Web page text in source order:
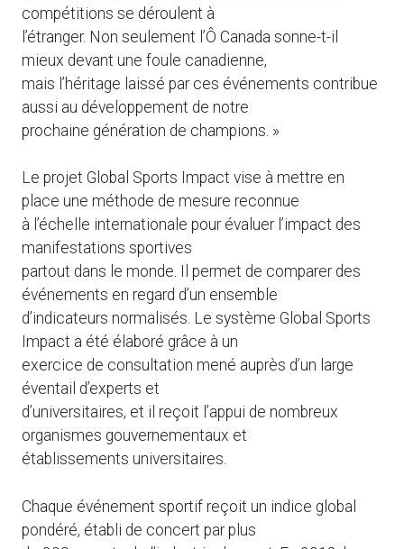
compétitions se déroulent à
l’étranger. Non seulement l’Ô Canada sonne-t-il
mieux devant une foule canadienne,
mais l’héritage laissé par ces événements contribue
aussi au développement de notre
prochaine génération de champions. »
Le projet Global Sports Impact vise à mettre en
place une méthode de mesure reconnue
à l’échelle internationale pour évaluer l’impact des
manifestations sportives
partout dans le monde. Il permet de comparer des
événements en regard d’un ensemble
d’indicateurs normalisés. Le système Global Sports
Impact a été élaboré grâce à un
exercice de consultation mené auprès d’un large
éventail d’experts et
d’universitaires, et il reçoit l’appui de nombreux
organismes gouvernementaux et
établissements universitaires.
Chaque événement sportif reçoit un indice global
pondéré, établi de concert par plus